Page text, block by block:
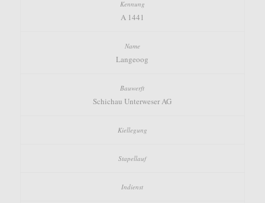
A 1441
Langeoog
Schichau Unterweser AG